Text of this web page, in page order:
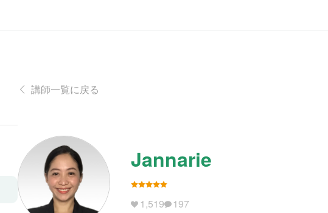
講師一覧に戻る
Jannarie
1,519 197